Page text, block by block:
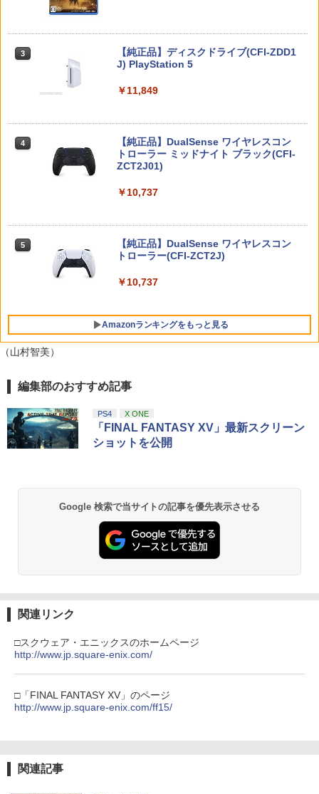
￥750
￥750
のこあくま気分)』
3
【K&SGAMER】2way PSポータル 専用
セミハードカバー 滑り止めグリップ PS5
ー g-019
【特典】冒険家エリオットの千年物語 P
旅立ちパック)
0524
￥8,044
y』(特装限定版)【Blu-ray】 [ 矢立肇 ]
￥8,580
カムイ 第十五巻(初回限定版)【Blu-ra
y】(キャラファインボード+キャスト複
野田サトル描き下ろし最終章OP／ED絵
￥10,780
3 Nintendo Switch 2(日本語・国内専用)
4
ニンテンドープリペイド番号 9000円|オ
ンラインコード版
ンラインコード版
3
【純正品】ディスクドライブ(CFI-ZDD1
J) PlayStation 5
￥11,849
4
【純正品】DualSense ワイヤレスコン
トローラー ミッドナイト ブラック(CFI-
ZCT2J01)
￥10,737
5
【純正品】DualSense ワイヤレスコン
トローラー(CFI-ZCT2J)
￥10,737
Amazonランキングをもっと見る
1
【純正品】Xbox ワイヤレス コントロー
￥8,300
ルコード 【旧 Xbox ギフトカード】 [オ
ンラインコード]
￥5,000
【純正品】Xbox ワイヤレス コントロー
￥2,618
5
1
【Amazon.co.jp限定】劇場版モノノ怪
ナル三方背収納ケース付きコレクション)
(オリジナル特典:オリジナル巾着＋メー
カー特典:【坤と離】二振りの剣、十翼よ
り来たる！スタジオ描き下ろしイラスト
￥10,780
劇場版「鬼滅の刃」無限城編 第一章 猗
窩座再来 通常版 [Blu-ray]
￥3,964
3
劇場版「鬼滅の刃」無限城編 第一章 猗
窩座再来 通常版 [DVD]
￥3,523
（山村智美）
編集部のおすすめ記事
PS4 X ONE
「FINAL FANTASY XV」最新スクリーン
ショットを公開
Google 検索で当サイトの記事を優先表示させる
関連リンク
□スクウェア・エニックスのホームページ
http://www.jp.square-enix.com/
□「FINAL FANTASY XV」のページ
http://www.jp.square-enix.com/ff15/
関連記事